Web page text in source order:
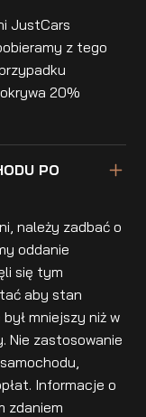
JustCars
z tego
20%
PO
należy zadbać o
oddanie
się tym
aby stan
mniejszy niż w
Nie zastosowanie
Informacje o
zdaniem